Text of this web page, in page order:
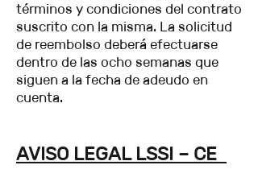
términos y condiciones del contrato
suscrito con la misma. La solicitud
de reembolso deberá efectuarse
dentro de las ocho semanas que
siguen a la fecha de adeudo en
cuenta.
AVISO LEGAL LSSI – CE